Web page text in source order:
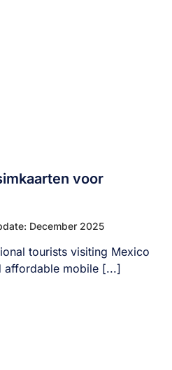
voor
December 2025
tourists visiting Mexico
affordable mobile [...]